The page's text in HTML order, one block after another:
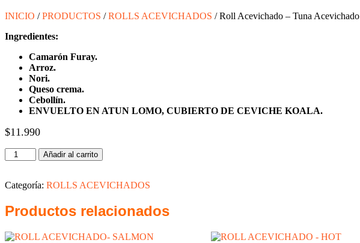
INICIO /PRODUCTOS /ROLLS ACEVICHADOS / Roll Acevichado – Tuna Acevichado
Ingredientes:
Camarón Furay.
Arroz.
Nori.
Queso crema.
Cebollín.
ENVUELTO EN ATUN LOMO, CUBIERTO DE CEVICHE KOALA.
$11.990
Roll
Acevichado
Tuna
cantidad
Añadir al carrito
Categoría: ROLLS ACEVICHADOS
Productos relacionados